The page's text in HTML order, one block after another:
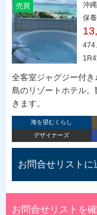
売買
沖
保
全客室ジャグジー付
島のリゾートホテル
きます。
海を望むくらし
デザイナーズ
お問合せリストに
お問合せリストを